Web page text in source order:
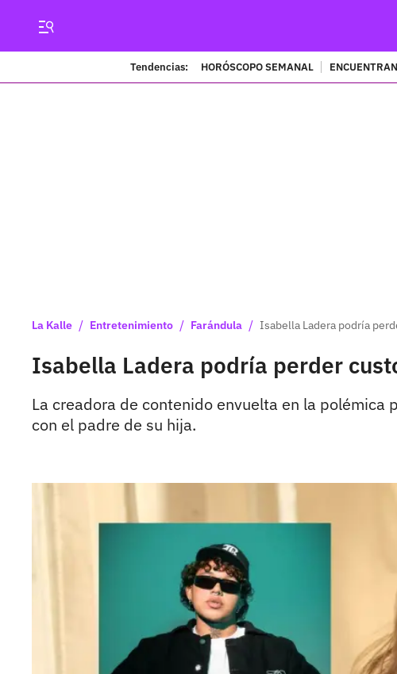
Tendencias: HORÓSCOPO SEMANAL
La Kalle / Entretenimiento / Farándula / Isabella Ladera podría
Isabella Ladera podría perder
La creadora de contenido envuelta en la
con el padre de su hija.